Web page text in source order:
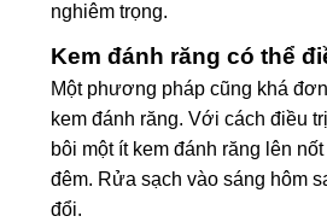
nghiêm trọng.
Kem đánh răng có thể
Một phương pháp cũng khá
kem đánh răng. Với cách điều
bôi một ít kem đánh răng lên
đêm. Rửa sạch vào sáng hôm
đổi.